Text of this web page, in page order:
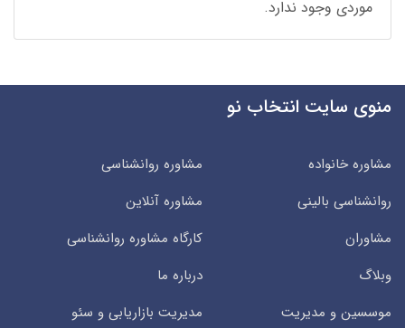
موردی وجود ندارد.
منوی سایت انتخاب نو
مشاوره خانواده
مشاوره روانشناسی
روانشناسی بالینی
مشاوره آنلاین
مشاوران
کارگاه مشاوره روانشناسی
وبلاگ
درباره ما
موسسین و مدیریت
مدیریت بازاریابی و سئو